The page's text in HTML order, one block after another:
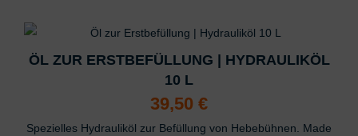
ÖL ZUR ERSTBEFÜLLUNG | HYDRAULIKÖL
10 L
39,50 €
Spezielles Hydrauliköl zur Befüllung von Hebebühnen. Made